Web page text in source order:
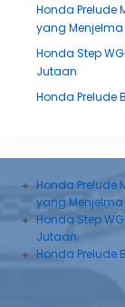
Honda Prelude
yang
Honda Step
Jutaan
Honda Prelude
Honda Prelude
yang
Honda Step
Jutaan
Honda Prelude